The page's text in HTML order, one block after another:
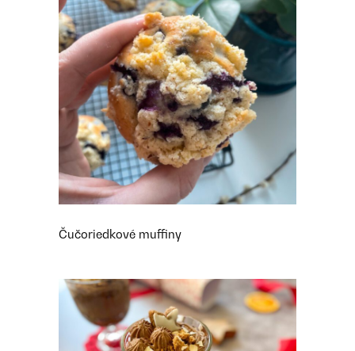
Čučoriedkové muffiny